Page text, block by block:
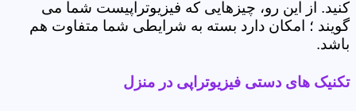
کنید. از این رو، چیزهایی که فیزیوتراپیست شما می
گویند ؛ امکان دارد بسته به شرایطی شما متفاوت هم
باشد.
تکنیک های دستی فیزیوتراپی در منزل